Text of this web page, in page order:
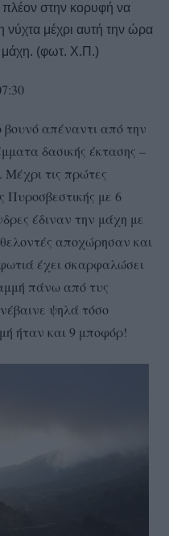
στην κορυφή να
νύχτα μέχρι αυτή την ώρα
μάχη. (φωτ. Χ.Π.)
απέναντι από την
δασικής έκτασης –
Μέχρι τις πρώτες
Πυροσβεστικής με 6
έδιναν την μάχη με
αποχώρησαν και
έχει σκαρφαλώσει
πάνω από τυς
ψηλά τόσο
ήταν και 9 μποφόρ!